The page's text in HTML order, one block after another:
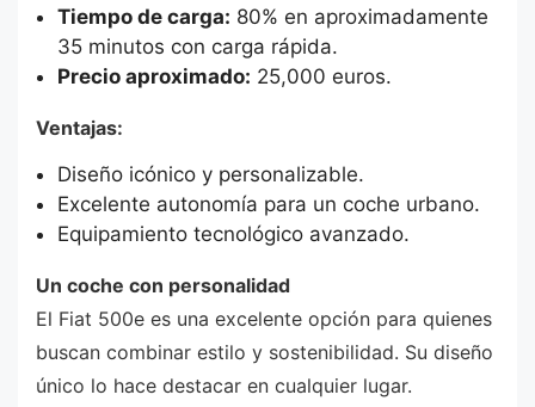
Tiempo de carga: 80% en aproximadamente
35 minutos con carga rápida.
Precio aproximado: 25,000 euros.
Ventajas:
Diseño icónico y personalizable.
Excelente autonomía para un coche urbano.
Equipamiento tecnológico avanzado.
Un coche con personalidad
El Fiat 500e es una excelente opción para quienes
buscan combinar estilo y sostenibilidad. Su diseño
único lo hace destacar en cualquier lugar.